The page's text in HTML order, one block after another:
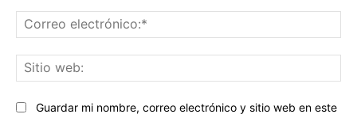
Guardar mi nombre, correo electrónico y sitio web en este